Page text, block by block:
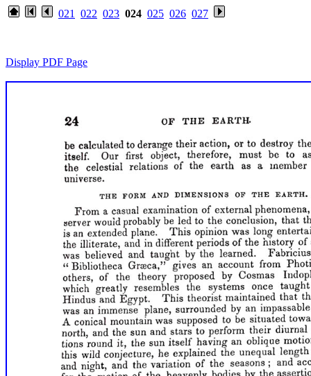
021 022 023 024 025 026 027
Display PDF Page